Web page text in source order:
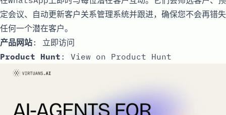
定会议、自动更新客户关系管理系统并跟进，确保您不会再错失
任何一个潜在客户。
产品网站: 立即访问
Product Hunt : View on Product Hunt